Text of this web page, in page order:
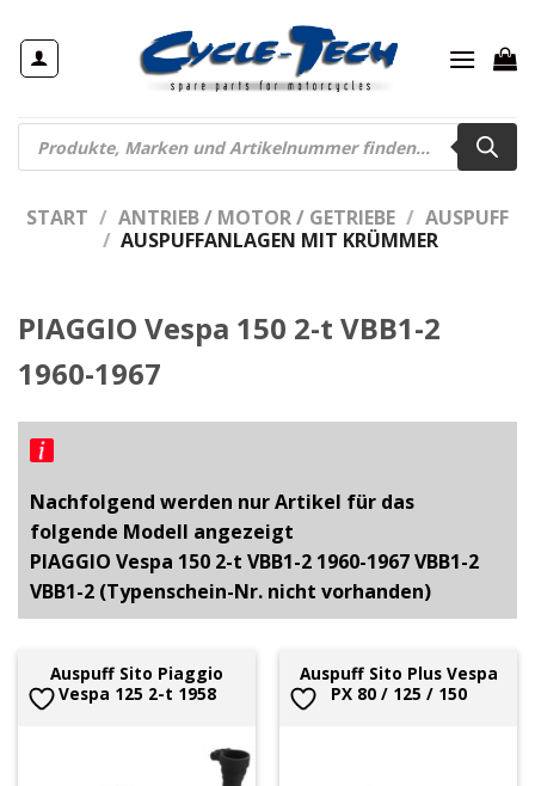
Inhalt
springen
Products
search
START / ANTRIEB / MOTOR / GETRIEBE / AUSPUFF
/ AUSPUFFANLAGEN MIT KRÜMMER
PIAGGIO Vespa 150 2-t VBB1-2
1960-1967
Nachfolgend werden nur Artikel für das
folgende Modell angezeigt
PIAGGIO Vespa 150 2-t VBB1-2 1960-1967 VBB1-2
VBB1-2 (Typenschein-Nr. nicht vorhanden)
Auspuff Sito Piaggio
Vespa 125 2-t 1958
Auspuff Sito Plus Vespa
PX 80 / 125 / 150